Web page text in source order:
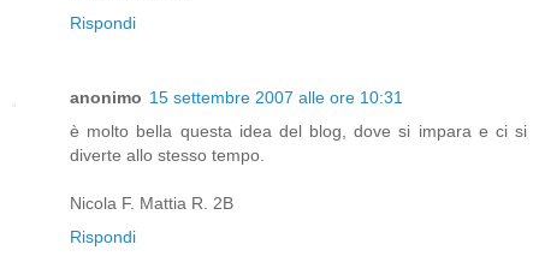
Rispondi
anonimo 15 settembre 2007 alle ore 10:31
è molto bella questa idea del blog, dove si impara e ci si
diverte allo stesso tempo.
Nicola F. Mattia R. 2B
Rispondi